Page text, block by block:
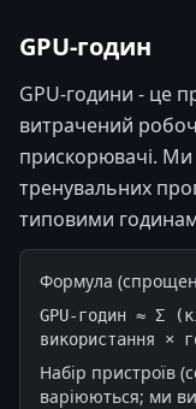
GPU-годин
GPU-години - це
витрачений
прискорювачі. Ми
тренувальних
типовими
Формула
GPU-годин ≈ Σ
використання ×
Набір пристроїв
варіюються; ми